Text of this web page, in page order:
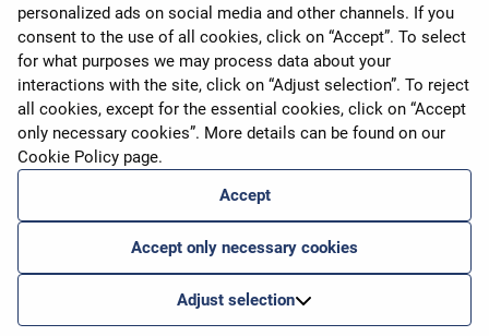
personalized ads on social media and other channels. If you
consent to the use of all cookies, click on “Accept”. To select
for what purposes we may process data about your
interactions with the site, click on “Adjust selection”. To reject
all cookies, except for the essential cookies, click on “Accept
only necessary cookies”. More details can be found on our
Cookie Policy page.
Accept
Accept only necessary cookies
Adjust selection
Meie teenused expand_more
airBaltic Group expand_more
Privaatsuspõhimõtted expand_more
www.airbaltic.com
2026© airBaltic. Kõik õigused kaitstud.